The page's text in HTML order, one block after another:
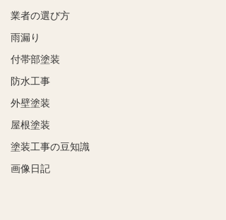
業者の選び方
雨漏り
付帯部塗装
防水工事
外壁塗装
屋根塗装
塗装工事の豆知識
画像日記